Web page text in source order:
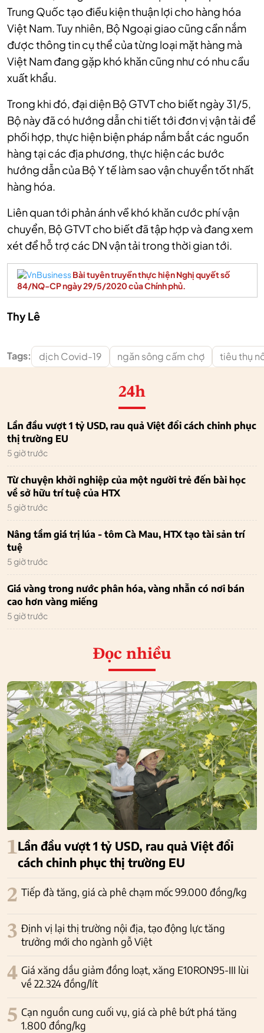
Trung Quốc tạo điều kiện thuận lợi cho hàng hóa
Việt Nam. Tuy nhiên, Bộ Ngoại giao cũng cần nắm
được thông tin cụ thể của từng loại mặt hàng mà
Việt Nam đang gặp khó khăn cũng như có nhu cầu
xuất khẩu.
Trong khi đó, đại diện Bộ GTVT cho biết ngày 31/5,
Bộ này đã có hướng dẫn chi tiết tới đơn vị vận tải để
phối hợp, thực hiện biện pháp nắm bắt các nguồn
hàng tại các địa phương, thực hiện các bước
hướng dẫn của Bộ Y tế làm sao vận chuyển tốt nhất
hàng hóa.
Liên quan tới phản ánh về khó khăn cước phí vận
chuyển, Bộ GTVT cho biết đã tập hợp và đang xem
xét để hỗ trợ các DN vận tải trong thời gian tới.
Bài tuyên truyền thực hiện Nghị quyết số
84/NQ-CP ngày 29/5/2020 của Chính phủ.
Thy Lê
Tags: dịch Covid-19 ngăn sông cấm chợ tiêu thụ
24h
Lần đầu vượt 1 tỷ USD, rau quả Việt đổi cách chinh phục
thị trường EU
5 giờ trước
Từ chuyện khởi nghiệp của một người trẻ đến bài học
về sở hữu trí tuệ của HTX
5 giờ trước
Nâng tầm giá trị lúa - tôm Cà Mau, HTX tạo tài sản trí
tuệ
5 giờ trước
Giá vàng trong nước phân hóa, vàng nhẫn có nơi bán
cao hơn vàng miếng
5 giờ trước
Đọc nhiều
1Lần đầu vượt 1 tỷ USD, rau quả Việt đổi
cách chinh phục thị trường EU
2 Tiếp đà tăng, giá cà phê chạm mốc 99.000 đồng/kg
3 Định vị lại thị trường nội địa, tạo động lực tăng
trưởng mới cho ngành gỗ Việt
4 Giá xăng dầu giảm đồng loạt, xăng E10RON95-III lùi
về 22.324 đồng/lít
5 Cạn nguồn cung cuối vụ, giá cà phê bứt phá tăng
1.800 đồng/kg